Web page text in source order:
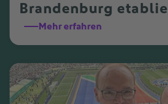
Brandenburg
Mehr erfahren